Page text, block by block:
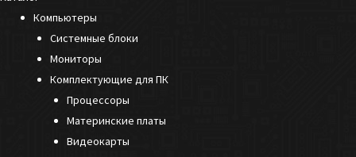
Компьютеры
Системные блоки
Мониторы
Комплектующие для ПК
Процессоры
Материнские платы
Видеокарты